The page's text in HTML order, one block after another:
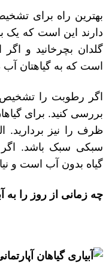
بهترین راه برای
دارند این است که یک
گلدان بچرخانید و
است که به گیاهتان آب
اگر رطوبت را تشخیص
بررسی کنید. برای
ظرف را نیز بردارید.
سبکی سبک باشد.
گیاه بدون آب است و
چه زمانی از روز را به